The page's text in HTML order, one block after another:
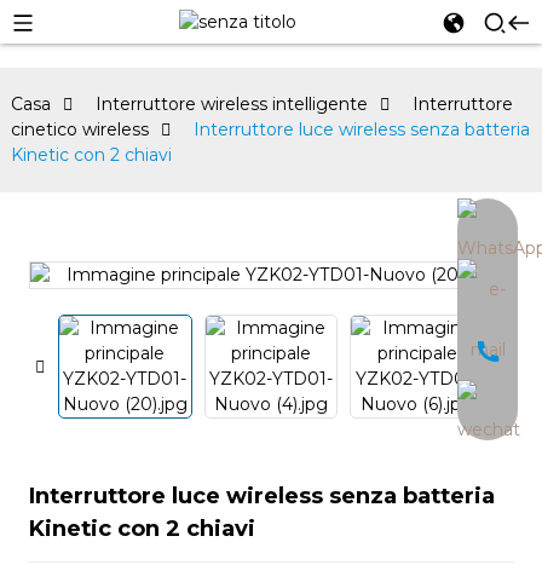
Casa Interruttore wireless intelligente
Interruttore
cinetico wireless
Interruttore luce wireless senza batteria
Kinetic con 2 chiavi
Interruttore luce wireless senza batteria
Kinetic con 2 chiavi